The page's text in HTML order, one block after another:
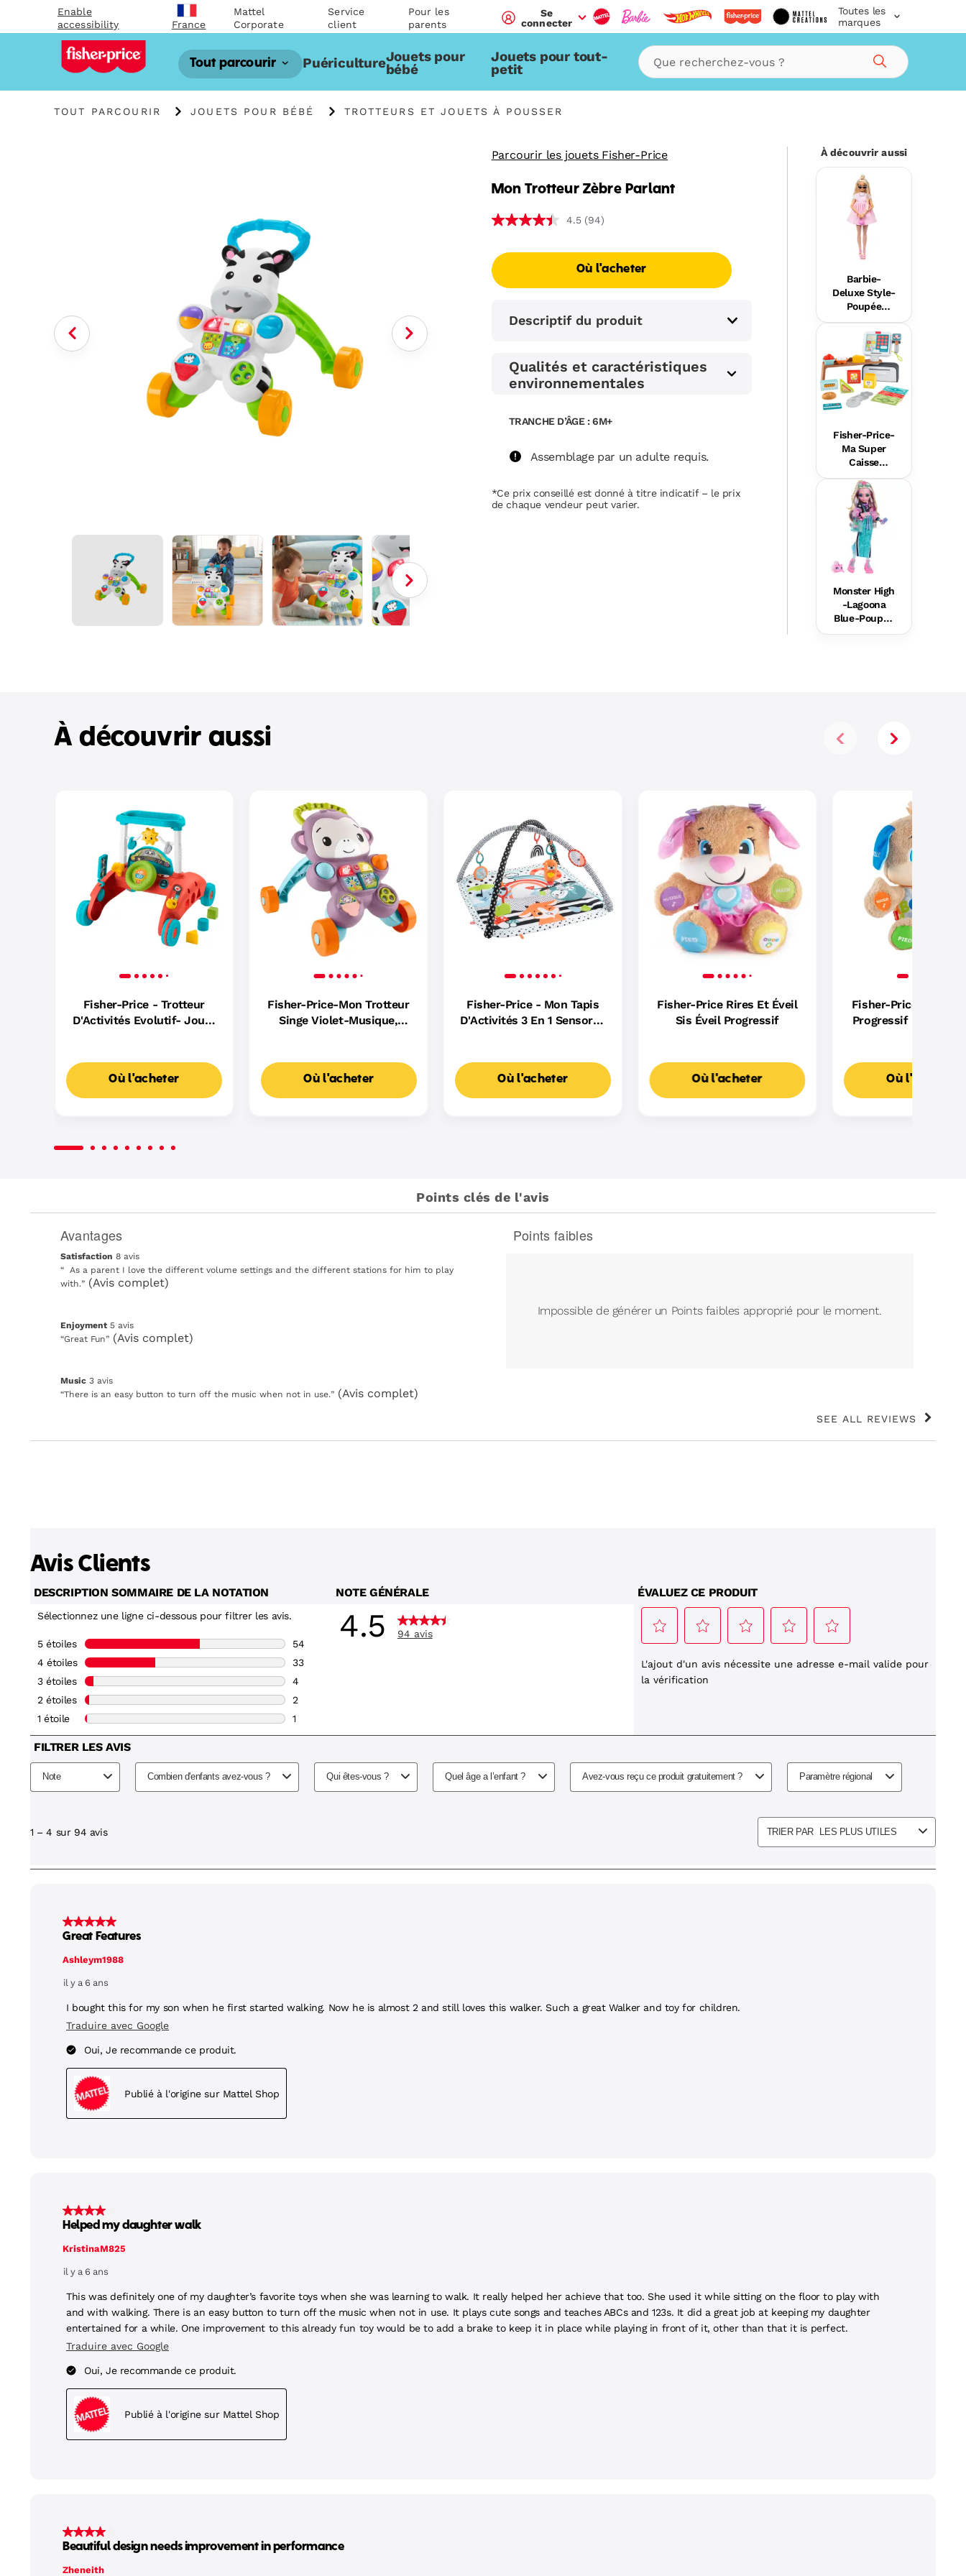
Enable
accessibility
France
Mattel
Corporate
Service
client
Pour les
parents
Se
connecter
Toutes les
marques
Tout parcourir PuéricultureJouets pour
bébé
Jouets pour tout-
petit Rechercher
TOUT PARCOURIR JOUETS POUR BÉBÉ TROTTEURS ET JOUETS À POUSSER
Parcourir les jouets Fisher-Price
Mon Trotteur Zèbre Parlant
4.5 (94)
Où l'acheter
Descriptif du produit
Qualités et caractéristiques
environnementales
TRANCHE D’ÂGE : 6M+
Assemblage par un adulte requis.
*Ce prix conseillé est donné à titre indicatif – le prix
de chaque vendeur peut varier.
À découvrir aussi
Barbie-
Deluxe Style-
Poupée
Barbie
Blonde À
Robe Rose
Pastel
Fisher-Price-
Ma Super
Caisse
Enregistreus
e Rires Et
Éveil
Monster High
-Lagoona
Blue-Poupée
Avec
À découvrir aussi
Fisher-Price - Trotteur
D'Activités Evolutif- Jouet
Où l'acheter
Fisher-Price-Mon Trotteur
Singe Violet-Musique,
Où l'acheter
Fisher-Price - Mon Tapis
D'Activités 3 En 1 Sensoriel
Où l'acheter
Fisher-Price Rires Et Éveil
Sis Éveil Progressif
Où l'acheter
Fisher-Price - Puppy
Progressif - Jouet
Où l'acheter
Points clés de l'avis
List
Avantages
Highlights
Avantages
satisfaction
8
avis
Satisfaction 8 avis
Review
snippet.
for
full
review
“As a parent I love the different volume settings and the different stations for him to play
with.” (Avis complet)
enjoyment
5
Enjoyment5 avis
Review
here
for
“Great Fun” (Avis complet)
music
3
Music3 avis
Review
for
“There is an easy button to turn off the music when not in use.” (Avis complet)
List
Points faibles
Impossible de générer un Points faibles approprié pour le moment.
SEE ALL REVIEWS
Click